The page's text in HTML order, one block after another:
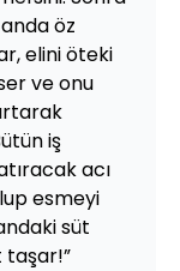
öz
elini öteki
ve onu
iş
acı
esmeyi
süt
taşar!”